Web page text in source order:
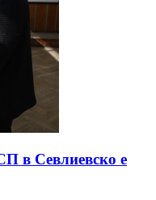
в Севлиевско е